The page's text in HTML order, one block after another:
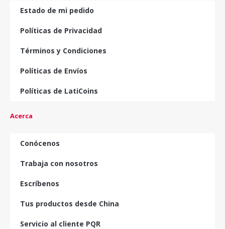
Estado de mi pedido
Políticas de Privacidad
Términos y Condiciones
Políticas de Envíos
Políticas de LatiCoins
Acerca
Conócenos
Trabaja con nosotros
Escríbenos
Tus productos desde China
Servicio al cliente PQR